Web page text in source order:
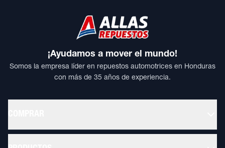
¡Ayudamos a mover el mundo!
Somos la empresa líder en repuestos automotrices en Honduras
con más de 35 años de experiencia.